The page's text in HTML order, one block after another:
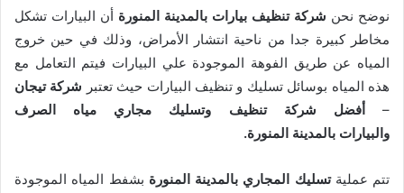
نوضح نحن شركة تنظيف بيارات بالمدينة المنورة أن البيارات تشكل
مخاطر كبيرة جدا من ناحية انتشار الأمراض، وذلك في حين خروج
المياه عن طريق الفوهة الموجودة علي البيارات فيتم التعامل مع
هذه المياه بوسائل تسليك و تنظيف البيارات حيث تعتبر شركة تيجان
– أفضل شركة تنظيف وتسليك مجاري مياه الصرف
والبيارات بالمدينة المنورة.
تتم عمليةتسليك المجاري بالمدينة المنورة بشفط المياه الموجودة